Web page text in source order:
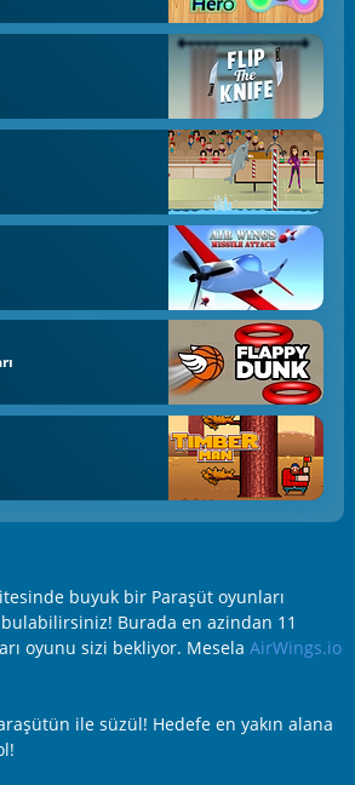
buyuk bir Paraşüt oyunları
Burada en azindan 11
oyunu sizi bekliyor. Mesela AirWings.io
ile süzül! Hedefe en yakın alana